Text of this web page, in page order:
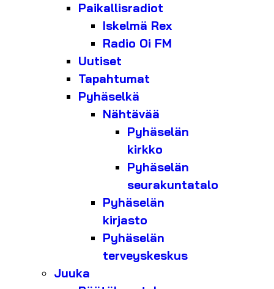
Paikallisradiot
Iskelmä Rex
Radio Oi FM
Uutiset
Tapahtumat
Pyhäselkä
Nähtävää
Pyhäselän
kirkko
Pyhäselän
seurakuntatalo
Pyhäselän
kirjasto
Pyhäselän
terveyskeskus
Juuka